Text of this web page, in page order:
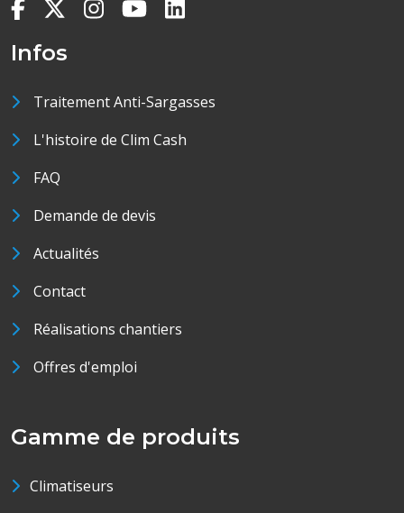
Infos
Traitement Anti-Sargasses
L'histoire de Clim Cash
FAQ
Demande de devis
Actualités
Contact
Réalisations chantiers
Offres d'emploi
Gamme de produits
Climatiseurs